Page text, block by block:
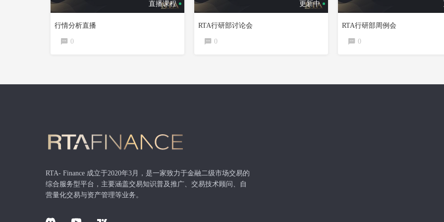
直播课程
行情分析直播
0
更新中
RTA行研部讨论会
0
RTA行研部周例会
0
RTA- Finance 成立于2020年3月，是一家致力于金融二级市场交易的
综合服务型平台，主要涵盖交易知识普及推广、交易技术顾问、自
营量化交易与资产管理等业务。